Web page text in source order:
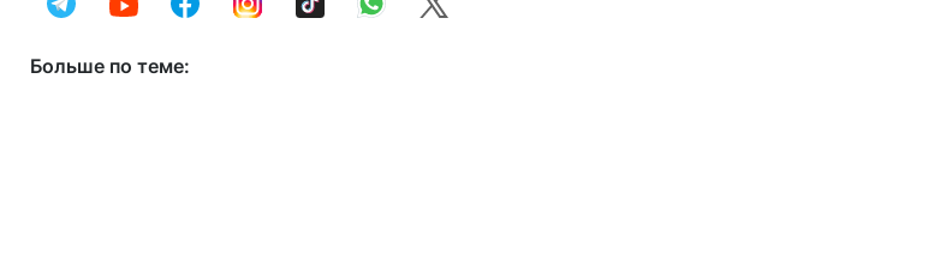
Больше по теме: